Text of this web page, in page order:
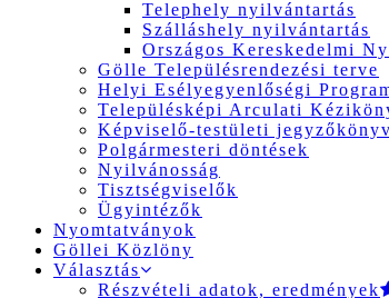
Telephely nyilvántartás
Szálláshely nyilvántartás
Országos Kereskedelmi
Gölle Településrendezési terve
Helyi Esélyegyenlőségi
Településképi Arculati
Képviselő-testületi
Polgármesteri döntések
Nyilvánosság
Tisztségviselők
Ügyintézők
Nyomtatványok
Göllei Közlöny
Választás
Részvételi adatok, eredmények